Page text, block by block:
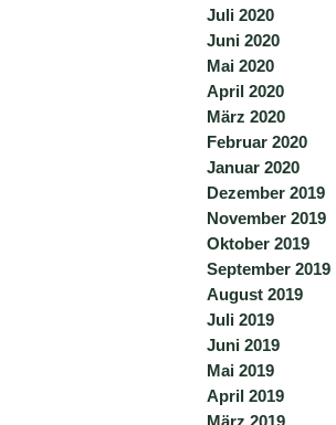
Juli 2020
Juni 2020
Mai 2020
April 2020
März 2020
Februar 2020
Januar 2020
Dezember 2019
November 2019
Oktober 2019
September 2019
August 2019
Juli 2019
Juni 2019
Mai 2019
April 2019
März 2019